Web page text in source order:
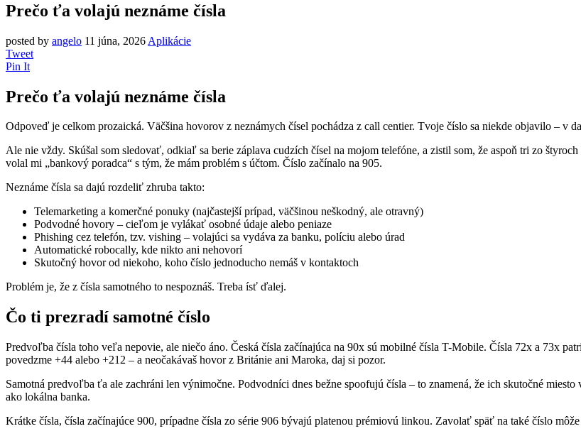
Prečo ťa volajú neznáme čísla
posted by angelo 11 júna, 2026 Aplikácie
Tweet
Pin It
Prečo ťa volajú neznáme čísla
Odpoveď je celkom prozaická. Väčšina hovorov z neznámych čísel pochádza z call centier. Tvoje číslo sa niekde objavilo – v
Ale nie vždy. Skúšal som sledovať, odkiaľ sa berie záplava cudzích čísel na mojom telefóne, a zistil som, že aspoň tri zo
volal mi „bankový poradca“ s tým, že mám problém s účtom. Číslo začínalo na 905.
Neznáme čísla sa dajú rozdeliť zhruba takto:
Telemarketing a komerčné ponuky (najčastejší prípad, väčšinou neškodný, ale otravný)
Podvodné hovory – cieľom je vylákať osobné údaje alebo peniaze
Phishing cez telefón, tzv. vishing – volajúci sa vydáva za banku, políciu alebo úrad
Automatické robocally, kde nikto ani nehovorí
Skutočný hovor od niekoho, koho číslo jednoducho nemáš v kontaktoch
Problém je, že z čísla samotného to nespoznáš. Treba ísť ďalej.
Čo ti prezradí samotné číslo
Predvoľba čísla toho veľa nepovie, ale niečo áno. Česká čísla začínajúca na 90x sú mobilné čísla T-Mobile. Čísla 72x a 73x
povedzme +44 alebo +212 – a neočakávaš hovor z Británie ani Maroka, daj si pozor.
Samotná predvoľba ťa ale zachráni len výnimočne. Podvodníci dnes bežne spoofujú čísla – to znamená, že ich skutočné
ako lokálna banka.
Krátke čísla, čísla začínajúce 900, prípadne čísla zo série 906 bývajú platenou prémiovú linkou. Zavolať späť na také číslo